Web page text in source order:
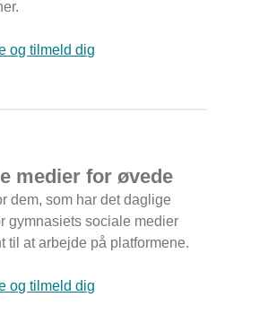
og tilmeld dig
medier for øvede
dem, som har det daglige
gymnasiets sociale medier
til at arbejde på platformene.
og tilmeld dig